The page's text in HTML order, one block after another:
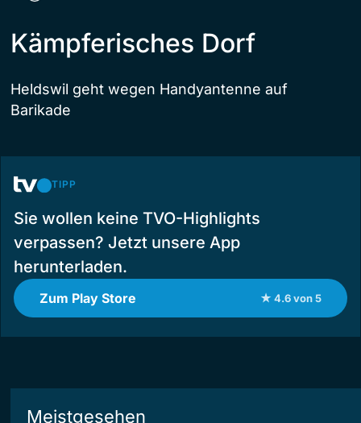
Kämpferisches Dorf
Heldswil geht wegen Handyantenne auf
Barikade
TIPP
Sie wollen keine TVO-Highlights
verpassen? Jetzt unsere App
herunterladen.
Zum Play Store ★ 4.6 von 5
Meistgesehen